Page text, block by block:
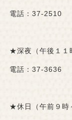
電話：37-2510
★深夜（午後１１
電話：37-3636
★休日（午前９時